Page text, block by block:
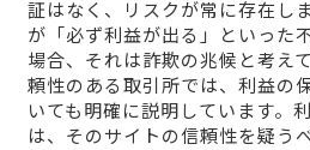
証はなく、リスクが常に存在し
が「必ず利益が出る」といった
場合、それは詐欺の兆候と考え
頼性のある取引所では、利益の
いても明確に説明しています。
は、そのサイトの信頼性を疑う